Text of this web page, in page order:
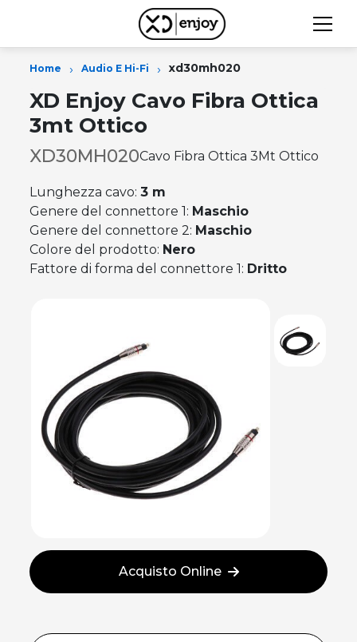
Home › Audio E Hi-Fi › xd30mh020
XD Enjoy Cavo Fibra Ottica
3mt Ottico
XD30MH020Cavo Fibra Ottica 3Mt Ottico
Lunghezza cavo:3 m
Genere del connettore 1: Maschio
Genere del connettore 2: Maschio
Colore del prodotto: Nero
Fattore di forma del connettore 1: Dritto
Acquisto Online